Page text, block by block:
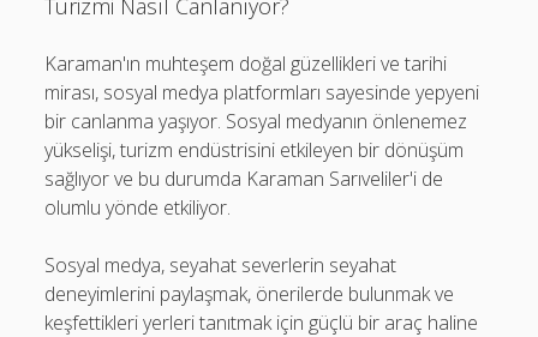
Turizmi Nasıl Canlanıyor?
Karaman'ın muhteşem doğal güzellikleri ve tarihi
mirası, sosyal medya platformları sayesinde yepyeni
bir canlanma yaşıyor. Sosyal medyanın önlenemez
yükselişi, turizm endüstrisini etkileyen bir dönüşüm
sağlıyor ve bu durumda Karaman Sarıveliler'i de
olumlu yönde etkiliyor.
Sosyal medya, seyahat severlerin seyahat
deneyimlerini paylaşmak, önerilerde bulunmak ve
keşfettikleri yerleri tanıtmak için güçlü bir araç haline